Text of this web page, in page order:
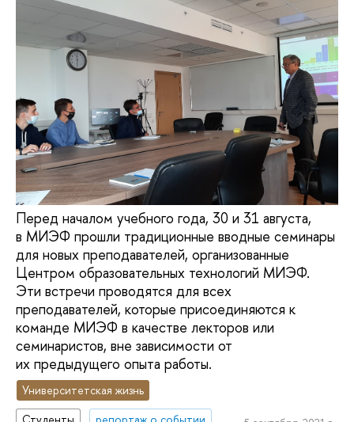
Перед началом учебного года, 30 и 31 августа,
в МИЭФ прошли традиционные вводные семинары
для новых преподавателей, организованные
Центром образовательных технологий МИЭФ.
Эти встречи проводятся для всех
преподавателей, которые присоединяются к
команде МИЭФ в качестве лекторов или
семинаристов, вне зависимости от
их предыдущего опыта работы.
Университетская жизнь